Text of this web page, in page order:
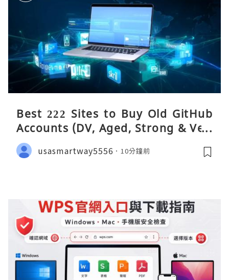
Best 222 Sites to Buy Old GitHub
Accounts (DV, Aged, Strong & Veri
fied)
usasmartway5556 10分鐘前